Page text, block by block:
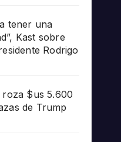
tener una
Kast sobre
Rodrigo
$us 5.600
de Trump